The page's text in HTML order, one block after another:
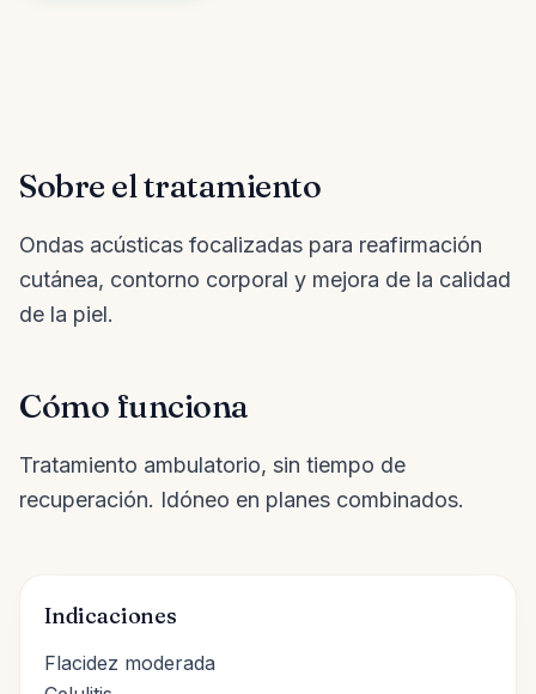
Sobre el tratamiento
Ondas acústicas focalizadas para reafirmación
cutánea, contorno corporal y mejora de la calidad
de la piel.
Cómo funciona
Tratamiento ambulatorio, sin tiempo de
recuperación. Idóneo en planes combinados.
Indicaciones
Flacidez moderada